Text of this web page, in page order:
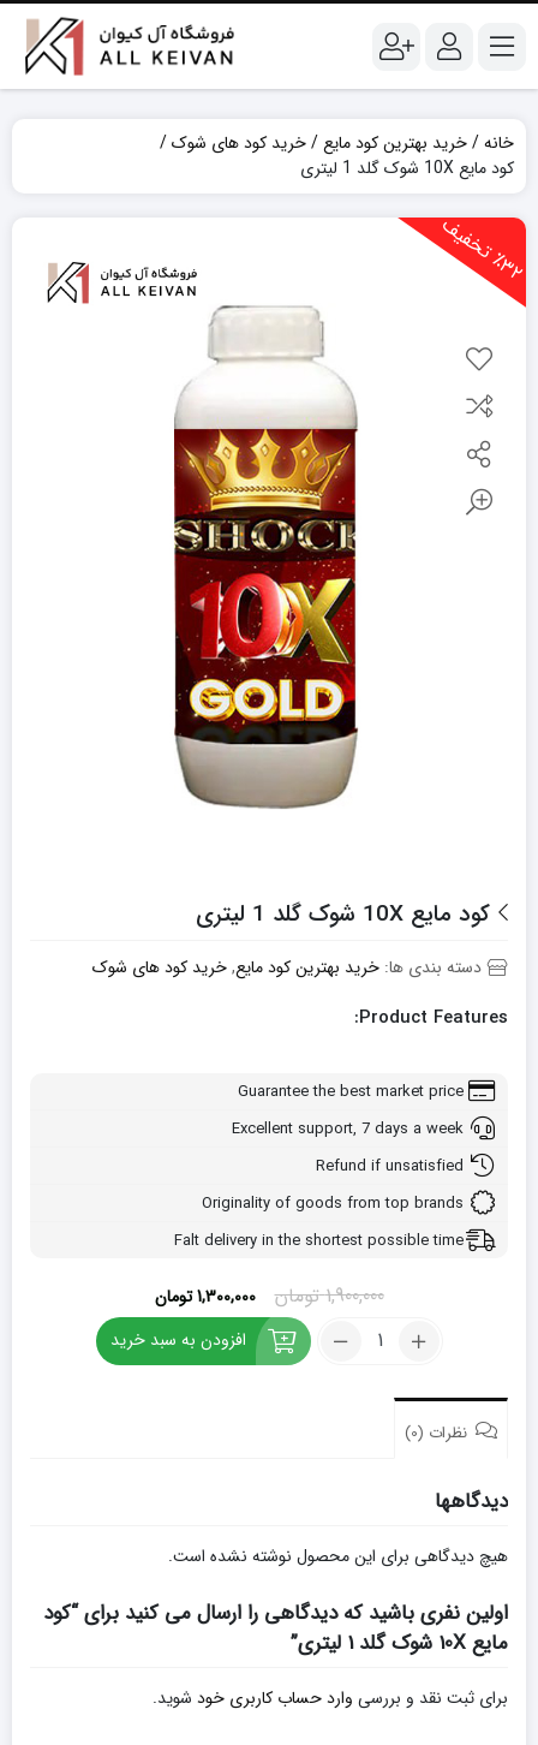
خانه خرید بهترین کود مایع
خرید کود های شوک
کود مایع 10X شوک گلد 1 لیتری
٪3
2
ت
خ
ف
یف
کود مایع 10X شوک گلد 1 لیتری
دسته بندی ها: خرید بهترین کود مایع,خرید کود های شوک
Product Features:
Guarantee the best market price
Excellent support, 7 days a week
Refund if unsatisfied
Originality of goods from top brands
Falt delivery in the shortest possible time
1,900,000 تومان
قیمت
اصلی:
1,900,000 تومان
بود.
1,300,000 تومان
فعلی:
1,300,000 تومان.
کود
مایع
شوک
افزودن به سبد خرید
نظرات (0)
دیدگاهها
هیچ دیدگاهی برای این محصول نوشته نشده است.
اولین نفری باشید که دیدگاهی را ارسال می کنید برای “کود
مایع 10X شوک گلد 1 لیتری”
برای ثبت نقد و بررسی وارد حساب کاربری خود شوید.